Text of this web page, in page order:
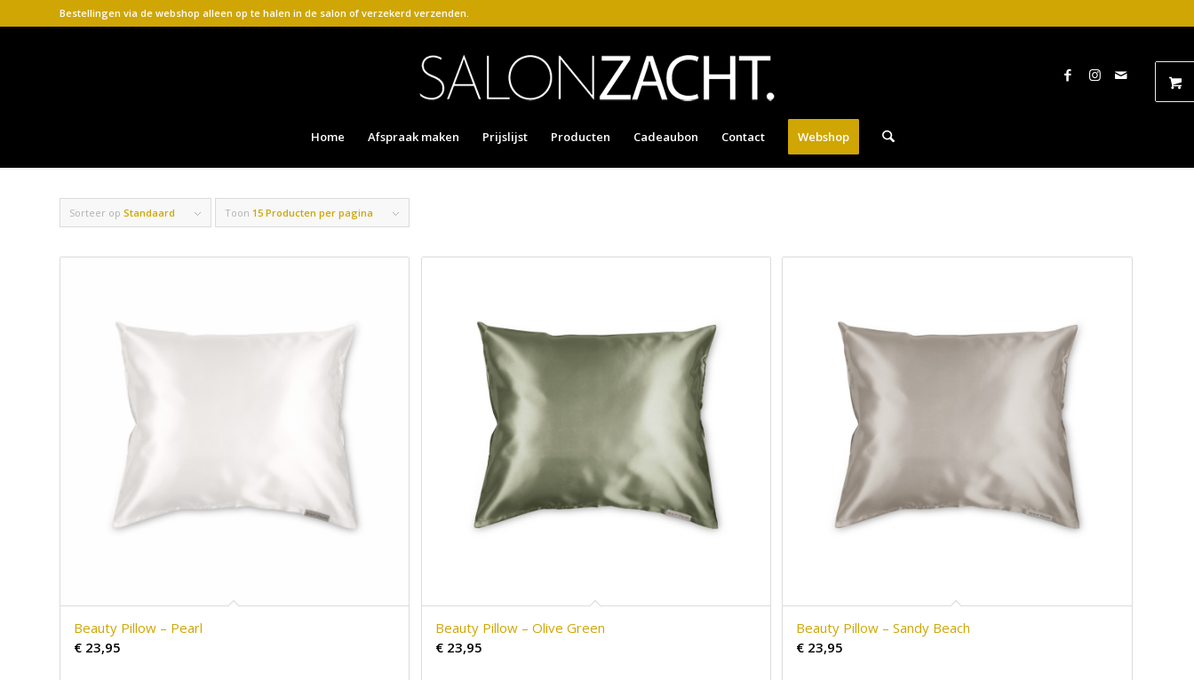
Bestellingen via de webshop alleen op te halen in de salon of verzekerd verzenden.
Home Afspraak maken Prijslijst Producten Cadeaubon Contact Webshop
Sorteer op Standaard Toon 15 Producten per pagina
Beauty Pillow – Pearl
€ 23,95
Beauty Pillow – Olive Green
€23,95
Beauty Pillow – Sandy Beach
€ 23,95